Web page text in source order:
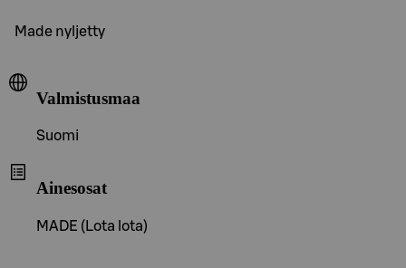
Made nyljetty
Valmistusmaa
Suomi
Ainesosat
MADE (Lota lota)